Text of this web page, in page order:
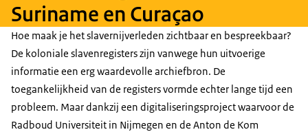
Suriname en Curaçao
Hoe maak je het slavernijverleden zichtbaar en bespreekbaar?
De koloniale slavenregisters zijn vanwege hun uitvoerige
informatie een erg waardevolle archiefbron. De
toegankelijkheid van de registers vormde echter lange tijd een
probleem. Maar dankzij een digitaliseringsproject waarvoor de
Radboud Universiteit in Nijmegen en de Anton de Kom